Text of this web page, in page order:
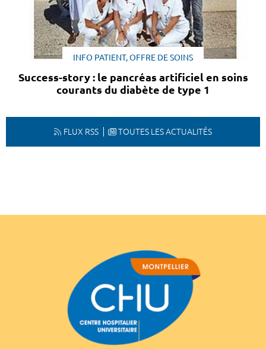
INFO PATIENT, OFFRE DE SOINS
Success-story : le pancréas artificiel en soins
courants du diabète de type 1
FLUX RSS TOUTES LES ACTUALITÉS